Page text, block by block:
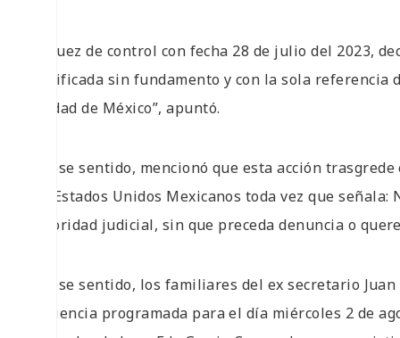
“El Juez de control con fecha 28 de julio del 2023,
justificada sin fundamento y con la sola
Ciudad de México”, apuntó.
En ese sentido, mencionó que esta acción
los Estados Unidos Mexicanos toda vez que
autoridad judicial, sin que preceda denuncia o
En ese sentido, los familiares del ex secretario
audiencia programada para el día miércoles 2 de